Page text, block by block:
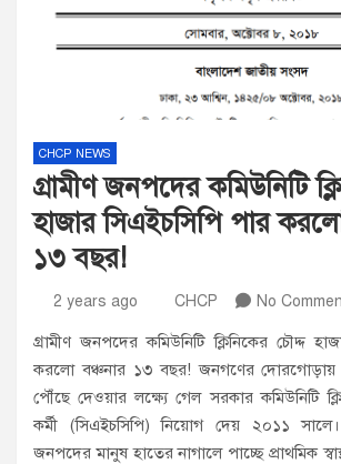
CHCP NEWS
গ্রামীণ জনপদের কমিউনিটি
হাজার সিএইচসিপি পার
১৩ বছর!
2 years ago CHCP No
গ্রামীণ জনপদের কমিউনিটি ক্লিনিকের চৌদ্দ
করলো বঞ্চনার ১৩ বছর! জনগণের দোরগোড়ায়
পৌঁছে দেওয়ার লক্ষ্যে গেল সরকার কমিউনিটি
কর্মী (সিএইচসিপি) নিয়োগ দেয় ২০১১
জনপদের মানুষ হাতের নাগালে পাচ্ছে প্রাথমিক